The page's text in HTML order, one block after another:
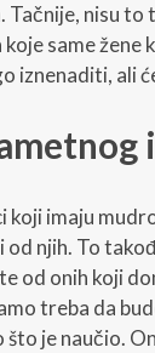
nisu to
same žene
iznenaditi, ali
imaju
njih. To
od onih koji
treba da
je naučio.